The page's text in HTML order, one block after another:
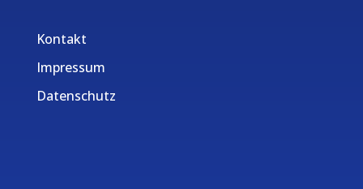
Kontakt
Impressum
Datenschutz